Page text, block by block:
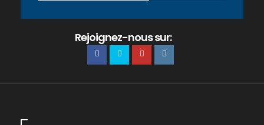
Rejoignez-nous sur: